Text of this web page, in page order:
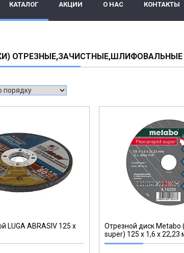
КАТАЛОГ АКЦИИ О НАС КОНТАКТЫ
ОТРЕЗНЫЕ,ЗАЧИСТНЫЕ,ШЛИФОВАЛЬНЫЕ
LUGA ABRASIV 125 x
616222000
Отрезной диск Metabo
super) 125 x 1,6 x 22,23